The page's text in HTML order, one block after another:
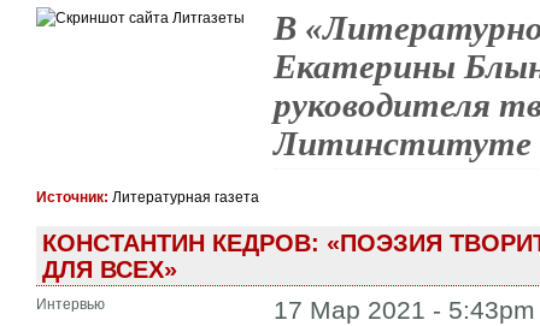
В
Екатерины
руководителя
Литинституте
Источник: Литературная газета
КОНСТАНТИН КЕДРОВ: «ПОЭЗИЯ
ДЛЯ ВСЕХ»
Интервью 17 Мар 2021 - 5:43pm